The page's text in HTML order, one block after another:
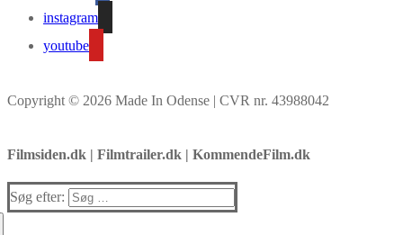
instagram
youtube
Copyright © 2026 Made In Odense | CVR nr. 43988042
Filmsiden.dk | Filmtrailer.dk | KommendeFilm.dk
Søg efter: